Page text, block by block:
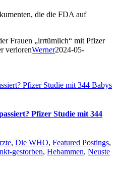
die die FDA auf
Frauen „irrtümlich“ mit Pfizer
verlorenWerner2024-05-
Pfizer Studie mit 344 Babys
Pfizer Studie mit 344
, Die WHO, Featured Postings,
gestorben, Hebammen, Neuste